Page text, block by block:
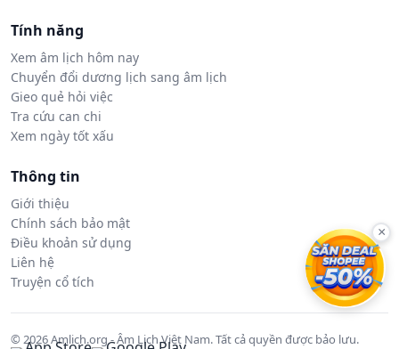
Tính năng
Xem âm lịch hôm nay
Chuyển đổi dương lịch sang âm lịch
Gieo quẻ hỏi việc
Tra cứu can chi
Xem ngày tốt xấu
Thông tin
Giới thiệu
Chính sách bảo mật
Điều khoản sử dụng
Liên hệ
Truyện cổ tích
© 2026 Amlich.org - Âm Lịch Việt Nam. Tất cả quyền được bảo lưu.
×